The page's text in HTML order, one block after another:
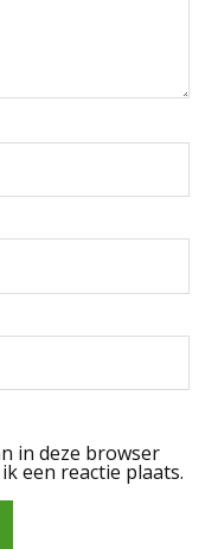
in deze browser
een reactie plaats.